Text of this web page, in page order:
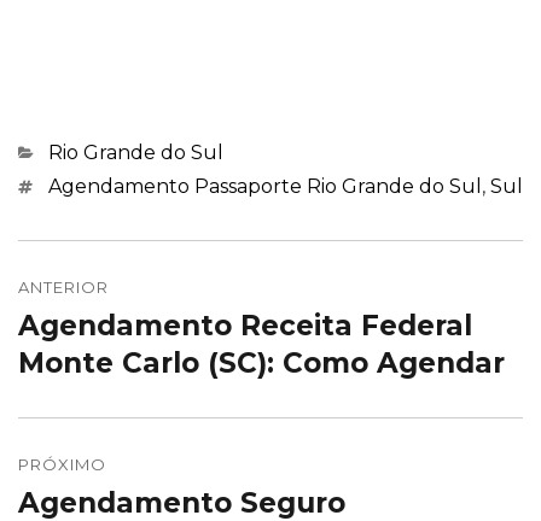
Categorias
Rio Grande do Sul
Marcações
Agendamento Passaporte Rio Grande do Sul , Sul
de
Post
ANTERIOR
Post
anterior:
Agendamento Receita Federal
Monte Carlo (SC): Como Agendar
PRÓXIMO
Próximo
Agendamento Seguro